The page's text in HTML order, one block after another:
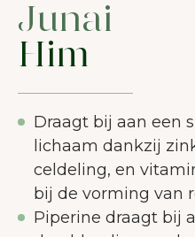
Junai
Him
Draagt bij aan een
lichaam dankzij
celdeling, en
bij de vorming van
Piperine draagt bij